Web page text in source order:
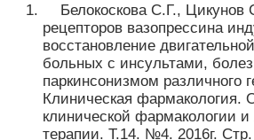
Белокоскова С.Г., Цикунов
рецепторов вазопрессина
восстановление
больных с инсультами,
паркинсонизмом различного
Клиническая фармакология.
клинической фармакологии и
терапии. Т.14. №4. 2016г.